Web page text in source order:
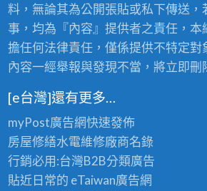
料，無論其為公開張貼或私下傳送，
事，均為『內容』提供者之責任，本
擔任何法律責任，僅係提供不特定對
內容一經舉報與發現不當，將立即刪
[e台灣]還有更多…
myPost廣告網快速發佈
房屋修繕水電維修廠商名錄
行銷必用:台灣B2B分類廣告
貼近日常的 eTaiwan廣告網